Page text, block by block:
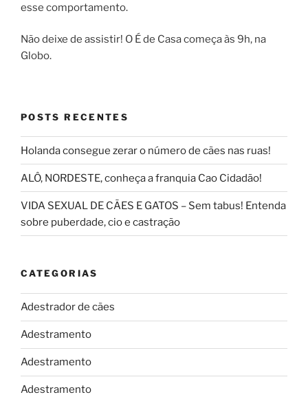
esse comportamento.
Não deixe de assistir! O É de Casa começa às 9h, na
Globo.
POSTS RECENTES
Holanda consegue zerar o número de cães nas ruas!
ALÔ, NORDESTE, conheça a franquia Cao Cidadão!
VIDA SEXUAL DE CÃES E GATOS – Sem tabus! Entenda
sobre puberdade, cio e castração
CATEGORIAS
Adestrador de cães
Adestramento
Adestramento
Adestramento